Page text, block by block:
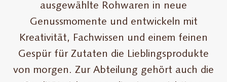
ausgewählte Rohwaren in neue
Genussmomente und entwickeln mit
Kreativität, Fachwissen und einem feinen
Gespür für Zutaten die Lieblingsprodukte
von morgen. Zur Abteilung gehört auch die